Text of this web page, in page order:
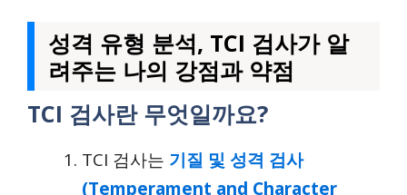
성격 유형 분석, TCI 검사가 알
려주는 나의 강점과 약점
TCI 검사란 무엇일까요?
TCI 검사는 기질 및 성격 검사
(Temperament and Character